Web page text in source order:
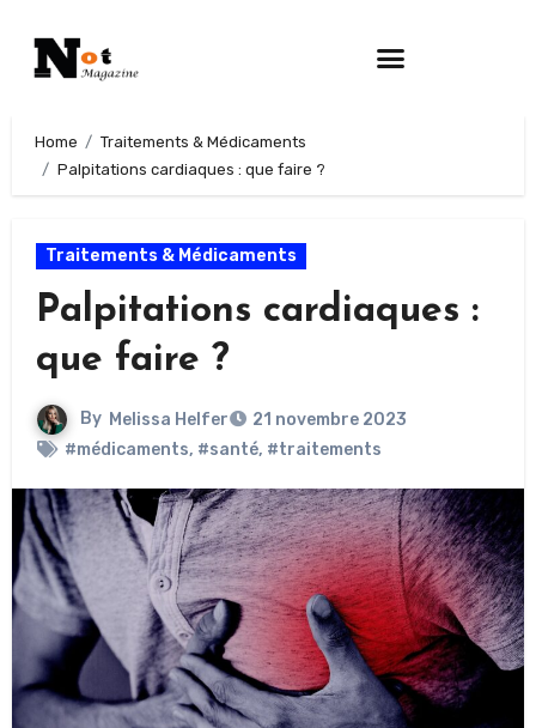
Home
Traitements & Médicaments
Palpitations cardiaques : que faire ?
Traitements & Médicaments
Palpitations cardiaques :
que faire ?
By Melissa Helfer
21 novembre 2023
#médicaments, #santé, #traitements